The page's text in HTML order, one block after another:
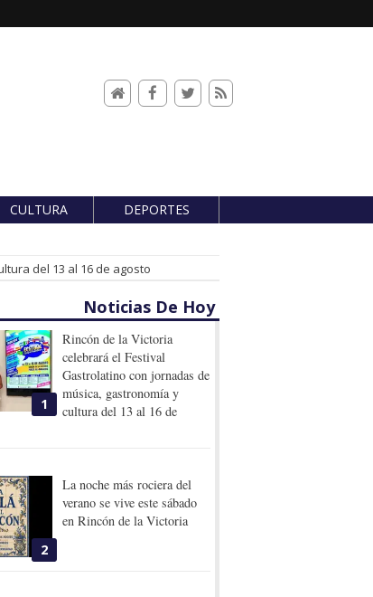
CULTURA DEPORTES
del 13 al 16 de agosto
Noticias De Hoy
1
Rincón de la Victoria
celebrará el Festival
Gastrolatino con jornadas de
música, gastronomía y
cultura del 13 al 16 de
2
La noche más rociera del
verano se vive este sábado
en Rincón de la Victoria